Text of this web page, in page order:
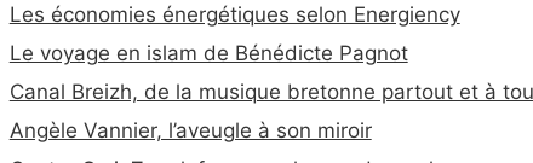
Les économies énergétiques selon Energiency
Le voyage en islam de Bénédicte Pagnot
Canal Breizh, de la musique bretonne partout et à
Angèle Vannier, l’aveugle à son miroir